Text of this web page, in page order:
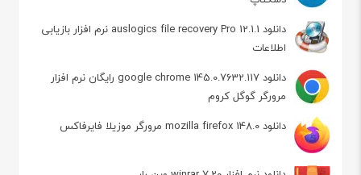
دانلود auslogics file recovery Pro 12.1.1 نرم افزار بازیابی
اطلاعات
دانلود google chrome 145.0.7632.117 رایگان نرم افزار
مرورگر گوگل کروم
دانلود mozilla firefox 148.0 مرورگر موزیلا فایرفاکس